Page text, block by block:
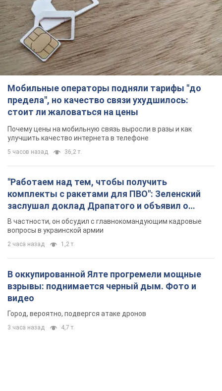
Мобильные операторы подняли тарифы "до
предела", но качество связи ухудшилось:
стоит ли жаловаться на цены
Почему цены на мобильную связь выросли в разы и как
улучшить качество интернета в телефоне
5 часов назад 36,2 т.
"Работаем над тем, чтобы получить
комплекты с ракетами для ПВО": Зеленский
заслушал доклад Драпатого и объявил о
новых мерах
В частности, он обсудил с главнокомандующим кадровые
вопросы в украинской армии
2 часа назад 1,2 т.
В оккупированной Ялте прогремели мощные
взрывы: поднимается черный дым. Фото и
видео
Город, вероятно, подвергся атаке дронов
3 часа назад 4,7 т.